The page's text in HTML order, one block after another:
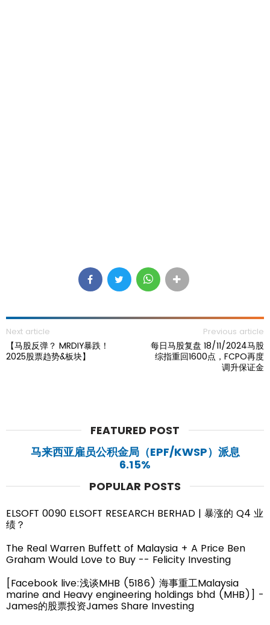
Next article
【马股反弹？ MRDIY暴跌！
2025股票趋势&板块】
Previous article
每日马股复盘 18/11/2024马股
综指重回1600点，FCPO再度
调升保证金
FEATURED POST
马来西亚雇员公积金局（EPF/KWSP）派息
6.15%
POPULAR POSTS
ELSOFT 0090 ELSOFT RESEARCH BERHAD | 暴涨的 Q4 业
绩？
The Real Warren Buffett of Malaysia + A Price Ben
Graham Would Love to Buy -- Felicity Investing
[Facebook live:浅谈MHB (5186) 海事重工Malaysia
marine and Heavy engineering holdings bhd (MHB)] -
James的股票投资James Share Investing